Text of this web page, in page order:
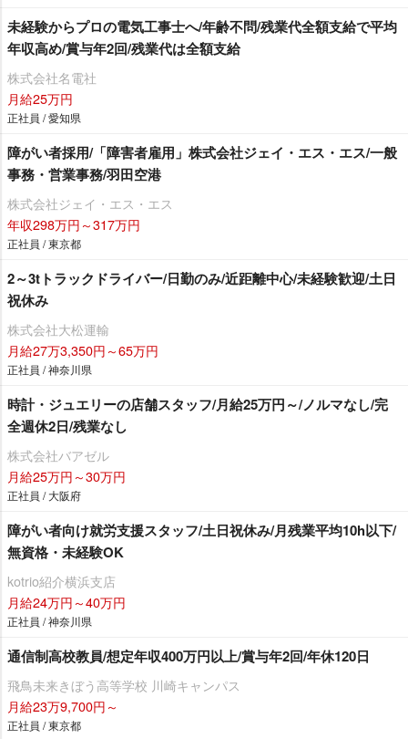
未経験からプロの電気工事士へ/年齢不問/残業代全額支給で平均
年収高め/賞与年2回/残業代は全額支給
株式会社名電社
月給25万円
正社員 / 愛知県
障がい者採用/「障害者雇用」株式会社ジェイ・エス・エス/一般
事務・営業事務/羽田空港
株式会社ジェイ・エス・エス
年収298万円～317万円
正社員 / 東京都
2～3tトラックドライバー/日勤のみ/近距離中心/未経験歓迎/土日
祝休み
株式会社大松運輸
月給27万3,350円～65万円
正社員 / 神奈川県
時計・ジュエリーの店舗スタッフ/月給25万円～/ノルマなし/完
全週休2日/残業なし
株式会社バアゼル
月給25万円～30万円
正社員 / 大阪府
障がい者向け就労支援スタッフ/土日祝休み/月残業平均10h以下/
無資格・未経験OK
kotrio紹介横浜支店
月給24万円～40万円
正社員 / 神奈川県
通信制高校教員/想定年収400万円以上/賞与年2回/年休120日
飛鳥未来きぼう高等学校 川崎キャンパス
月給23万9,700円～
正社員 / 東京都